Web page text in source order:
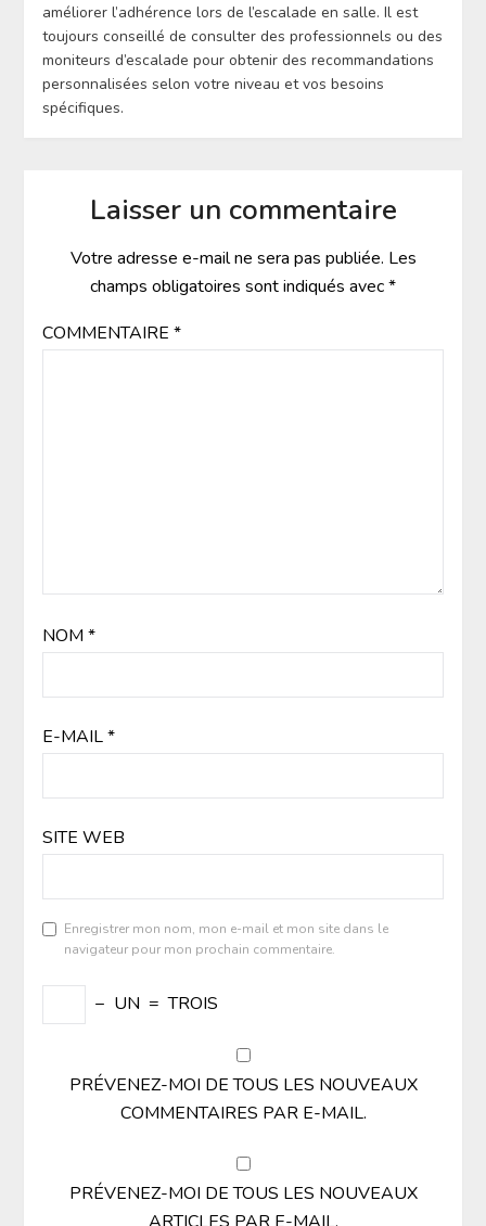
améliorer l’adhérence lors de l’escalade en salle. Il est
toujours conseillé de consulter des professionnels ou des
moniteurs d’escalade pour obtenir des recommandations
personnalisées selon votre niveau et vos besoins
spécifiques.
Laisser un commentaire
Votre adresse e-mail ne sera pas publiée. Les
champs obligatoires sont indiqués avec*
COMMENTAIRE *
NOM *
E-MAIL*
SITE WEB
Enregistrer mon nom, mon e-mail et mon site dans le
navigateur pour mon prochain commentaire.
− UN = TROIS
PRÉVENEZ-MOI DE TOUS LES NOUVEAUX
COMMENTAIRES PAR E-MAIL.
PRÉVENEZ-MOI DE TOUS LES NOUVEAUX